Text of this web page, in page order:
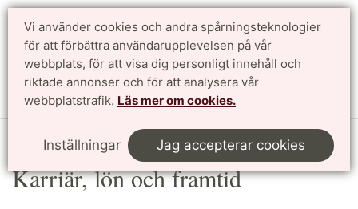
Vi använder cookies och andra spårningsteknologier
för att förbättra användarupplevelsen på vår
webbplats, för att visa dig personligt innehåll och
riktade annonser och för att analysera vår
webbplatstrafik. Läs mer om cookies.
Inställningar Jag accepterar cookies
Sök
Karriär, lön och framtid
Karriär, lön och framtid